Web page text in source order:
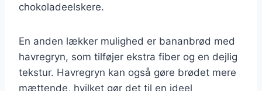
chokoladeelskere.
En anden lækker mulighed er bananbrød med
havregryn, som tilføjer ekstra fiber og en dejlig
tekstur. Havregryn kan også gøre brødet mere
mættende, hvilket gør det til en ideel